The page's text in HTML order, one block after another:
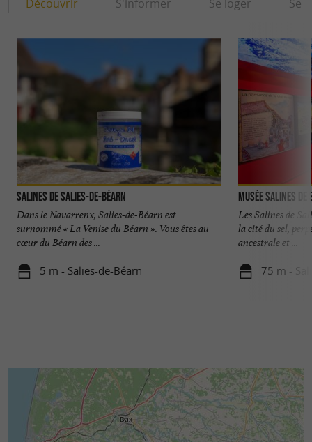
Découvrir S'informer Se loger Se
Salines de Salies-de-Béarn
Dans le Navarrenx, Salies-de-Béarn est
surnommé « La Venise du Béarn ». Vous êtes au
cœur du Béarn des ...
5 m - Salies-de-Béarn
Musée Salines
Les Salines de
la cité du sel,
ancestrale et ...
75 m -